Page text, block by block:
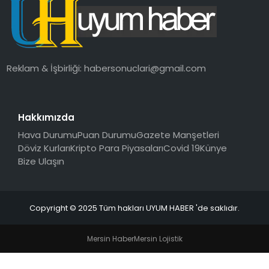
SAĞLIK
MAGAZIN
Reklam & İşbirliği:habersonuclari@gmail.com
Hakkımızda
Hava DurumuPuan DurumuGazete Manşetleri
Döviz KurlarıKripto Para PiyasalarıCovid 19Künye
Bize Ulaşın
Copyright © 2025 Tüm hakları UYUM HABER 'de saklıdır.
Mersin HaberMersin Lojistik